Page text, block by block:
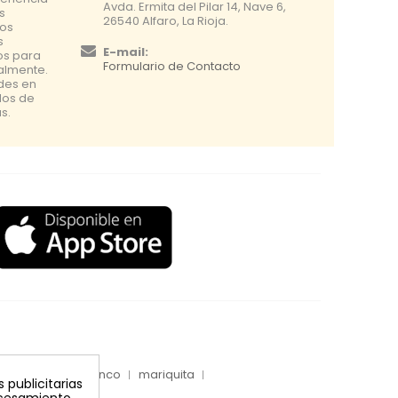
para
en
de
Avda. Ermita del Pilar 14, Nave 6,
26540 Alfaro, La Rioja.
E-mail:
Formulario de Contacto
inyecciones tronco
mariquita
publicitarias